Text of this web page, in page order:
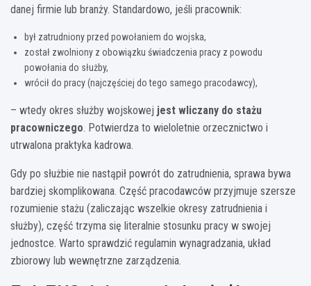
danej firmie lub branży. Standardowo, jeśli pracownik:
był zatrudniony przed powołaniem do wojska,
został zwolniony z obowiązku świadczenia pracy z powodu
powołania do służby,
wrócił do pracy (najczęściej do tego samego pracodawcy),
– wtedy okres służby wojskowej jest wliczany do stażu
pracowniczego. Potwierdza to wieloletnie orzecznictwo i
utrwalona praktyka kadrowa.
Gdy po służbie nie nastąpił powrót do zatrudnienia, sprawa bywa
bardziej skomplikowana. Część pracodawców przyjmuje szersze
rozumienie stażu (zaliczając wszelkie okresy zatrudnienia i
służby), część trzyma się literalnie stosunku pracy w swojej
jednostce. Warto sprawdzić regulamin wynagradzania, układ
zbiorowy lub wewnętrzne zarządzenia.